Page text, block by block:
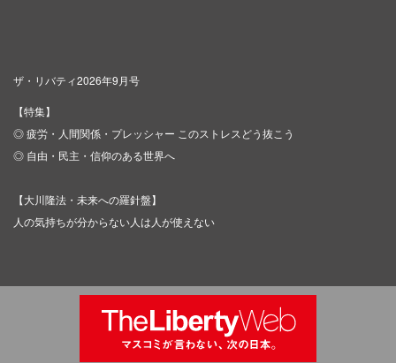
ザ・リバティ2026年9月号
【特集】
◎ 疲労・人間関係・プレッシャー このストレスどう抜こう
◎ 自由・民主・信仰のある世界へ
【大川隆法・未来への羅針盤】
人の気持ちが分からない人は人が使えない